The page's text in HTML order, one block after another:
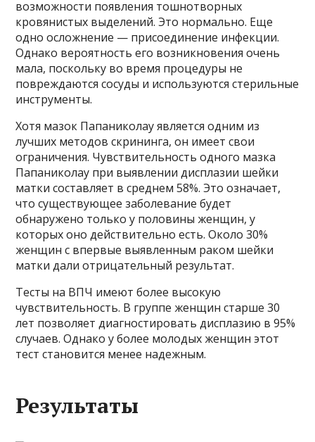
возможности появления тошнотворных
кровянистых выделений. Это нормально. Еще
одно осложнение — присоединение инфекции.
Однако вероятность его возникновения очень
мала, поскольку во время процедуры не
повреждаются сосуды и используются стерильные
инструменты.
Хотя мазок Папаниколау является одним из
лучших методов скрининга, он имеет свои
ограничения. Чувствительность одного мазка
Папаниколау при выявлении дисплазии шейки
матки составляет в среднем 58%. Это означает,
что существующее заболевание будет
обнаружено только у половины женщин, у
которых оно действительно есть. Около 30%
женщин с впервые выявленным раком шейки
матки дали отрицательный результат.
Тесты на ВПЧ имеют более высокую
чувствительность. В группе женщин старше 30
лет позволяет диагностировать дисплазию в 95%
случаев. Однако у более молодых женщин этот
тест становится менее надежным.
Результаты